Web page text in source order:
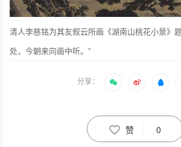
清人李慈铭为其友叙云所画《湖南山桃花小景》
处，今朝来向画中听。”
分享：
赞 0